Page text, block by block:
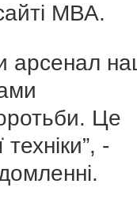
МВА.
арсенал
Це
-